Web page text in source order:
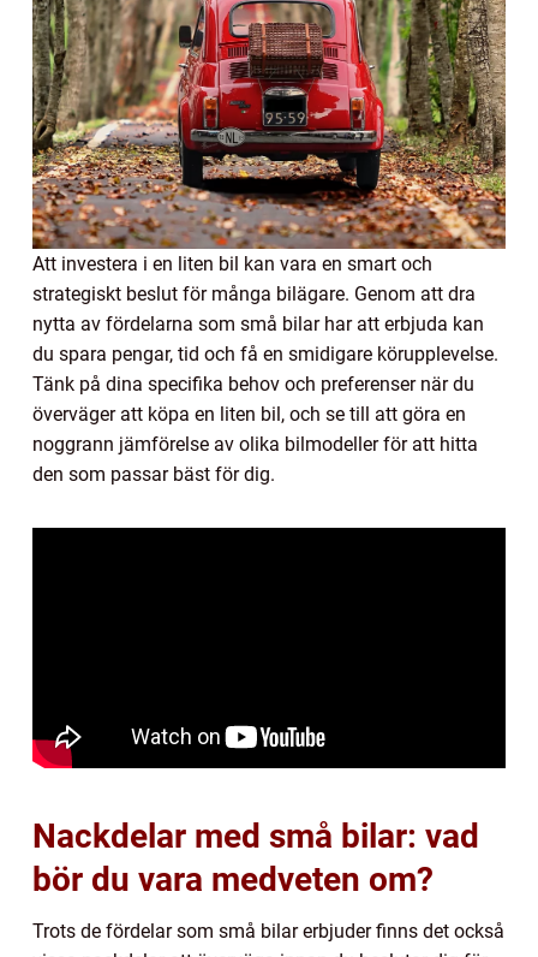
Att investera i en liten bil kan vara en smart och
strategiskt beslut för många bilägare. Genom att dra
nytta av fördelarna som små bilar har att erbjuda kan
du spara pengar, tid och få en smidigare körupplevelse.
Tänk på dina specifika behov och preferenser när du
överväger att köpa en liten bil, och se till att göra en
noggrann jämförelse av olika bilmodeller för att hitta
den som passar bäst för dig.
Nackdelar med små bilar: vad
bör du vara medveten om?
Trots de fördelar som små bilar erbjuder finns det också